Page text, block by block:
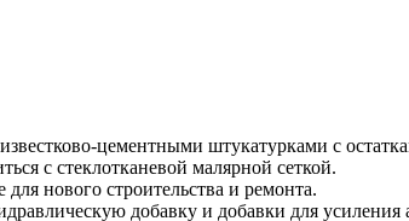
цементными штукатурками с
с стеклотканевой малярной сеткой.
нового строительства и ремонта.
добавку и добавки для усиления